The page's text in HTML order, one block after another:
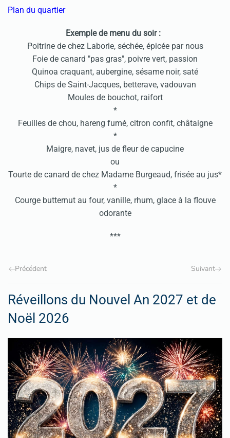
Plan du quartier
Exemple de menu du soir :
Poitrine de chez Laborie, séchée, épicée par nous
Foie de canard "pas gras", poivre vert, passion
Quinoa craquant, aubergine, sésame noir, saté
Chips de Saint-Jacques, betterave, vadouvan
Moules de bouchot, raifort
*
Feuilles de chou, hareng fumé, citron confit, châtaigne
*
Maigre, navet, jus de fleur de capucine
ou
Tourte de canard de chez Madame Burgeaud, frisée au jus*
*
Courge butternut au four, vanille, rhum, glace à la flouve
odorante
***
Précédent Suivant
Réveillons du Nouvel An 2027 et de
Noël 2026